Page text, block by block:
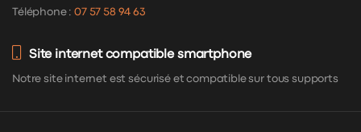
Téléphone :07 57 58 94 63
Site internet compatible smartphone
Notre site internet est sécurisé et compatible sur tous supports